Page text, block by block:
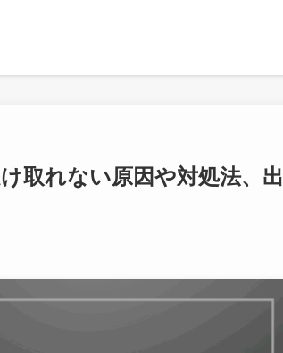
取れない原因や対処法、出